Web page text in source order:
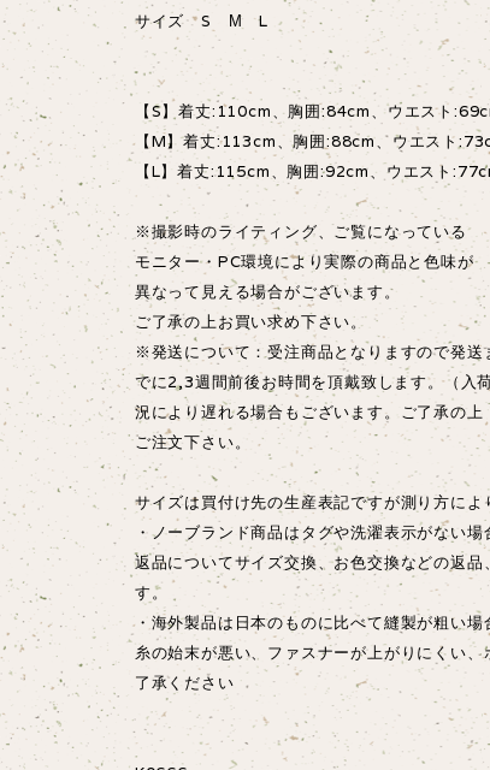
サイズ S М L
【S】着丈:110cm、胸囲:84cm、ウエスト
【M】着丈:113cm、胸囲:88cm、ウエスト
【L】着丈:115cm、胸囲:92cm、ウエスト
※撮影時のライティング、ご覧になっている
モニター・PC環境により実際の商品と色味が
異なって見える場合がございます。
ご了承の上お買い求め下さい。
※発送について：受注商品となりますので発送
でに2,3週間前後お時間を頂戴致します。（入
況により遅れる場合もございます。ご了承の上
ご注文下さい。
サイズは買付け先の生産表記ですが測り方に
・ノーブランド商品はタグや洗濯表示がない場
返品についてサイズ交換、お色交換などの返
す。
・海外製品は日本のものに比べて縫製が粗い
糸の始末が悪い、ファスナーが上がりにくい
了承ください